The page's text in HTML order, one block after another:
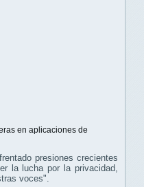
en aplicaciones de
presiones crecientes
la lucha por la privacidad,
voces".